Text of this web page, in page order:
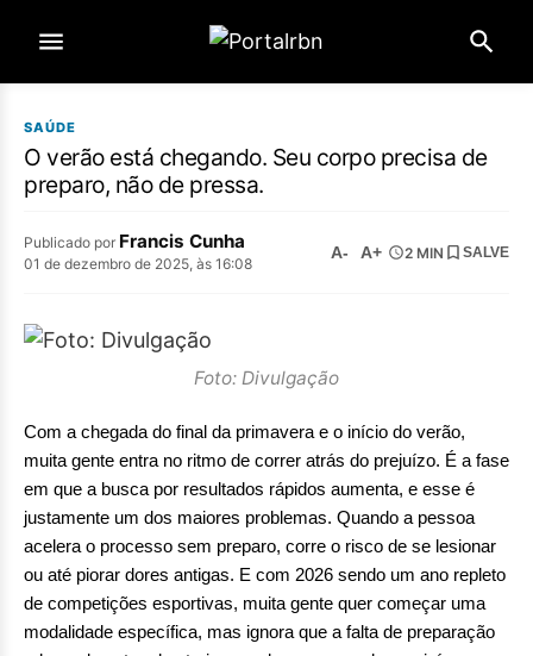
SAÚDE
O verão está chegando. Seu corpo precisa de
preparo, não de pressa.
Publicado por Francis Cunha
01 de dezembro de 2025, às 16:08
A- A+ 2 MIN SALVE
Foto: Divulgação
Com a chegada do final da primavera e o início do verão,
muita gente entra no ritmo de correr atrás do prejuízo. É a fase
em que a busca por resultados rápidos aumenta, e esse é
justamente um dos maiores problemas. Quando a pessoa
acelera o processo sem preparo, corre o risco de se lesionar
ou até piorar dores antigas. E com 2026 sendo um ano repleto
de competições esportivas, muita gente quer começar uma
modalidade específica, mas ignora que a falta de preparação